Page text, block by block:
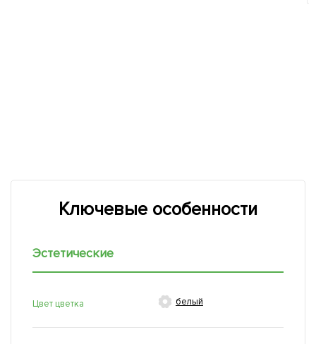
Ключевые особенности
Эстетические
Цвет цветка  белый